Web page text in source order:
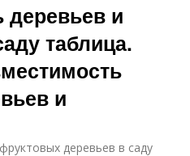
Роса на смородине
Клещ на смородине
деревьев и
таблица.
и
деревьев в саду